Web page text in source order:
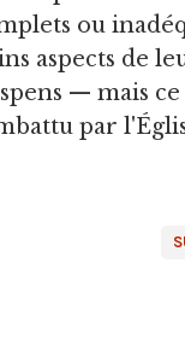
ou
aspects de
— mais
par